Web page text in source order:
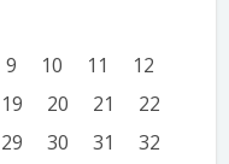
9 10 11
12
19 20 21
22
29 30 31
32